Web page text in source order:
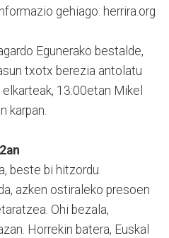
gehiago: herrira.org
Egunerako bestalde,
txotx berezia antolatu
13:00etan Mikel
karpan.
beste bi hitzordu.
azken ostiraleko presoen
Ohi bezala,
Horrekin batera, Euskal